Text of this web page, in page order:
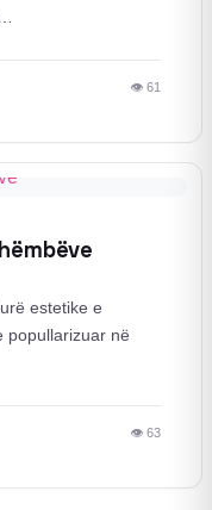
👁 61
estetike e
popullarizuar në
👁 63